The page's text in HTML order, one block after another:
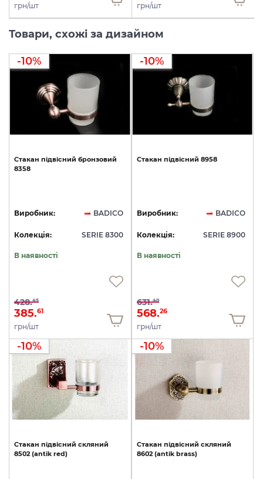
грн/шт грн/шт
Товари, схожі за дизайном
-10%
Стакан підвісний бронзовий
8358
Виробник: BADICO
Колекція: SERIE 8300
В наявності
428.45
385.61
грн/шт
-10%
Стакан підвісний 8958
Виробник: BADICO
Колекція: SERIE 8900
В наявності
631.40
568.26
грн/шт
-10%
Стакан підвісний скляний
8502 (antik red)
-10%
Стакан підвісний скляний
8602 (antik brass)